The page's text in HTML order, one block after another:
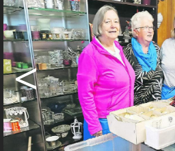
erhaschen hie und da
Seit Jahren setzt sich
Brockenstube des
fasziniert sie, wie
sinnvoll
Einsätze des
alles im Frauenverein
<